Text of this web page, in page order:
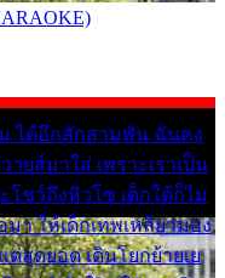
ได้อีกสักสามพัน ฉันคง
ยส์มาใส่ เพราะเราเป็น
โชว์ถึงหิวโซ เด็กใต้ก็ไม่
า ให้เด็กเทพเหลียวมอง
สุดยอด เดินโยกย้ายเย